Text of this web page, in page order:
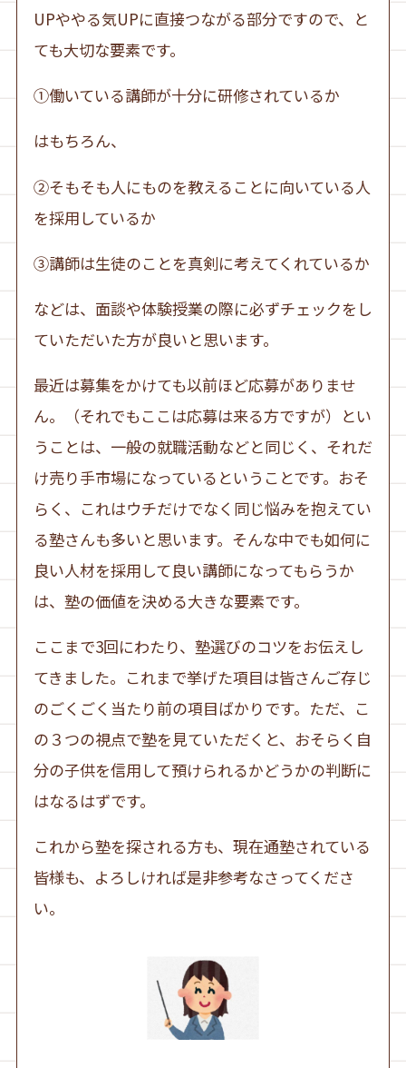
UPややる気UPに直接つながる部分ですので、と
ても大切な要素です。
①働いている講師が十分に研修されているか
はもちろん、
②そもそも人にものを教えることに向いている人
を採用しているか
③講師は生徒のことを真剣に考えてくれているか
などは、面談や体験授業の際に必ずチェックをし
ていただいた方が良いと思います。
最近は募集をかけても以前ほど応募がありませ
ん。（それでもここは応募は来る方ですが）とい
うことは、一般の就職活動などと同じく、それだ
け売り手市場になっているということです。おそ
らく、これはウチだけでなく同じ悩みを抱えてい
る塾さんも多いと思います。そんな中でも如何に
良い人材を採用して良い講師になってもらうか
は、塾の価値を決める大きな要素です。
ここまで3回にわたり、塾選びのコツをお伝えし
てきました。これまで挙げた項目は皆さんご存じ
のごくごく当たり前の項目ばかりです。ただ、こ
の３つの視点で塾を見ていただくと、おそらく自
分の子供を信用して預けられるかどうかの判断に
はなるはずです。
これから塾を探される方も、現在通塾されている
皆様も、よろしければ是非参考なさってくださ
い。